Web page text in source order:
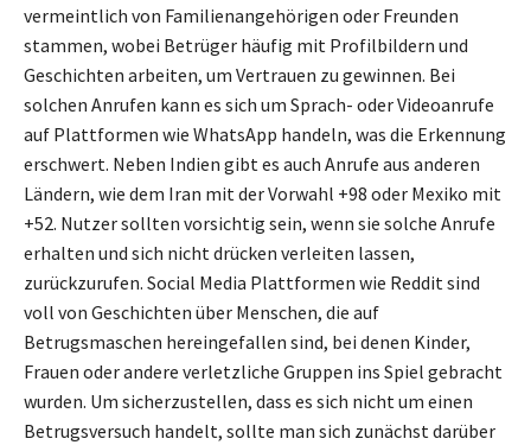
vermeintlich von Familienangehörigen oder Freunden
stammen, wobei Betrüger häufig mit Profilbildern und
Geschichten arbeiten, um Vertrauen zu gewinnen. Bei
solchen Anrufen kann es sich um Sprach- oder Videoanrufe
auf Plattformen wie WhatsApp handeln, was die Erkennung
erschwert. Neben Indien gibt es auch Anrufe aus anderen
Ländern, wie dem Iran mit der Vorwahl +98 oder Mexiko mit
+52. Nutzer sollten vorsichtig sein, wenn sie solche Anrufe
erhalten und sich nicht drücken verleiten lassen,
zurückzurufen. Social Media Plattformen wie Reddit sind
voll von Geschichten über Menschen, die auf
Betrugsmaschen hereingefallen sind, bei denen Kinder,
Frauen oder andere verletzliche Gruppen ins Spiel gebracht
wurden. Um sicherzustellen, dass es sich nicht um einen
Betrugsversuch handelt, sollte man sich zunächst darüber